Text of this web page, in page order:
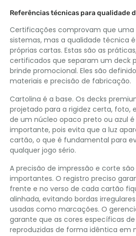
Referências técnicas para qualidade
Certificações comprovam que uma
sistemas, mas a qualidade técnica
próprias cartas. Estas são as
certificados que separam um deck
brinde promocional. Eles são
materiais e precisão de fabricação.
Cartolina é a base. Os decks
projetado para a rigidez certa, foto,
de um núcleo opaco preto ou azul
importante, pois evita que a luz
cartão, o que é fundamental para
qualquer jogo sério.
A precisão de impressão e corte
importantes. O registro preciso
frente e no verso de cada cartão
alinhada, evitando bordas
usadas como marcações. O
garante que as cores específicas
reproduzidas de forma idêntica em